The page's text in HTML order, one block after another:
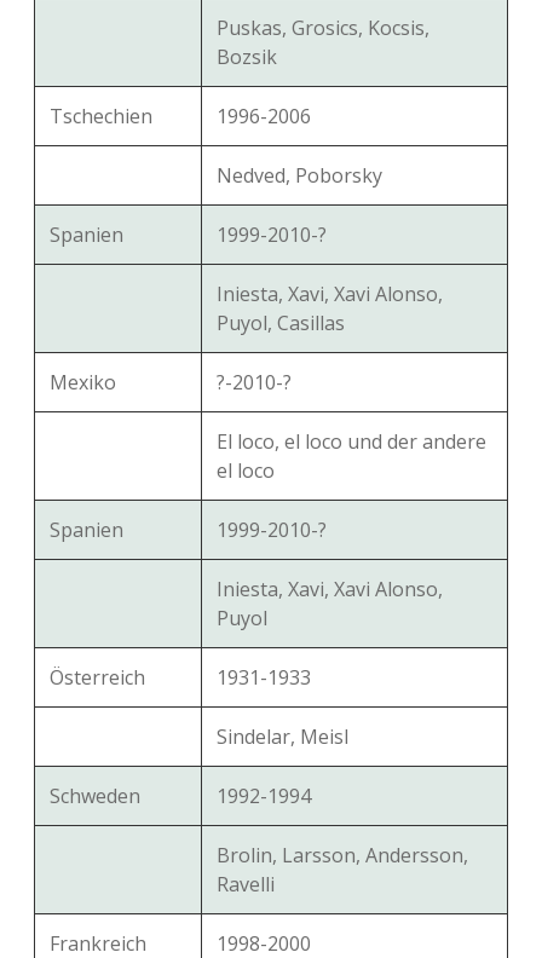
Puskas, Grosics, Kocsis,
Bozsik
Tschechien 1996-2006
Nedved, Poborsky
Spanien 1999-2010-?
Iniesta, Xavi, Xavi Alonso,
Puyol, Casillas
Mexiko ?-2010-?
El loco, el loco und der andere
el loco
Spanien 1999-2010-?
Iniesta, Xavi, Xavi Alonso,
Puyol
Österreich 1931-1933
Sindelar, Meisl
Schweden 1992-1994
Brolin, Larsson, Andersson,
Ravelli
Frankreich 1998-2000